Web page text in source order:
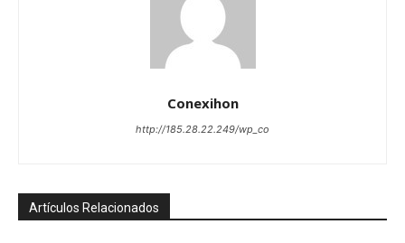
Conexihon
http://185.28.22.249/wp_co
Artículos Relacionados